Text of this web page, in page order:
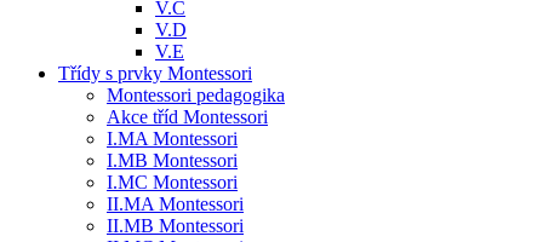
V.C
V.D
V.E
Třídy s prvky Montessori
Montessori pedagogika
Akce tříd Montessori
I.MA Montessori
I.MB Montessori
I.MC Montessori
II.MA Montessori
II.MB Montessori